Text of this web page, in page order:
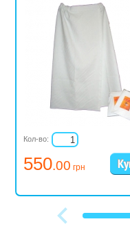
550.00 грн
Кол-во: